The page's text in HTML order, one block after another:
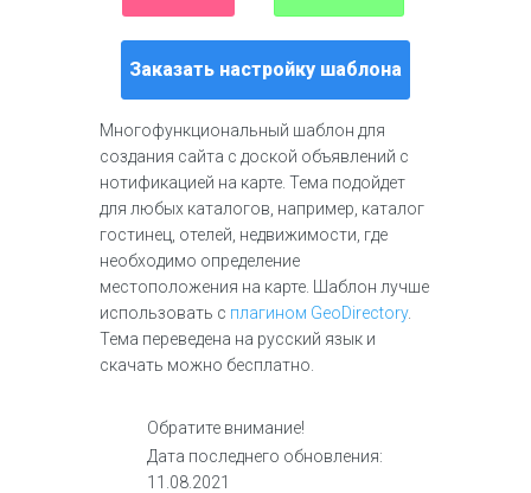
Заказать настройку шаблона
Многофункциональный шаблон для
создания сайта с доской объявлений с
нотификацией на карте. Тема подойдет
для любых каталогов, например, каталог
гостинец, отелей, недвижимости, где
необходимо определение
местоположения на карте. Шаблон лучше
использовать с плагином GeoDirectory.
Тема переведена на русский язык и
скачать можно бесплатно.
Обратите внимание!
Дата последнего обновления:
11.08.2021